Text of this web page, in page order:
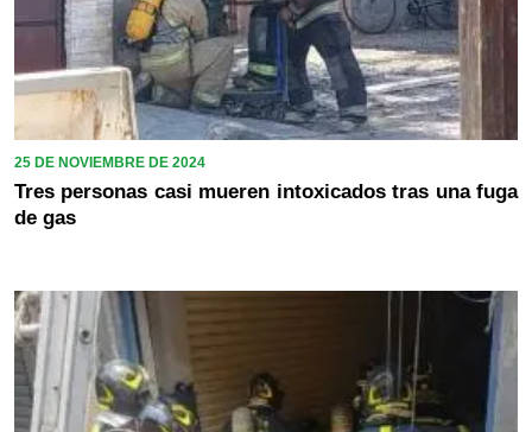
25 DE NOVIEMBRE DE 2024
Tres personas casi mueren intoxicados tras una fuga
de gas